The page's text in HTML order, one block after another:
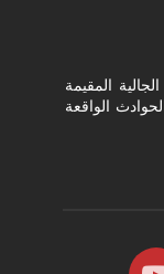
المقيمة
الواقعة